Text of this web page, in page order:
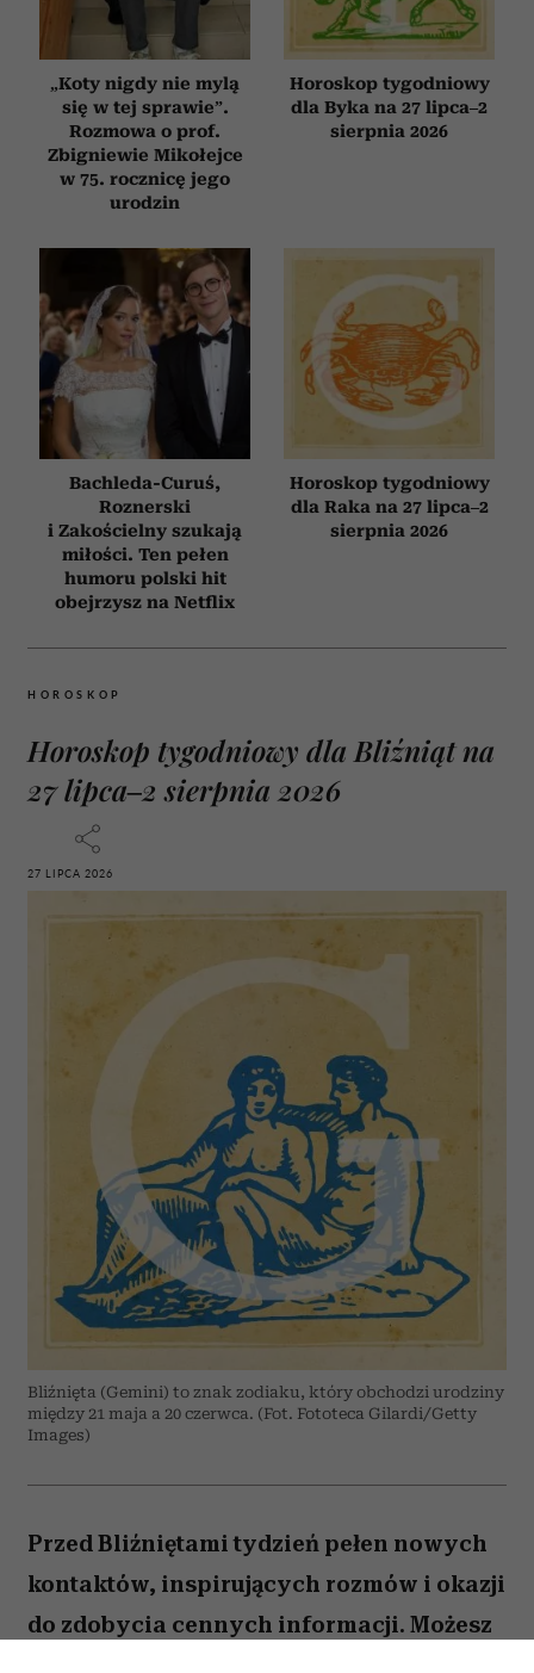
„Koty nigdy nie mylą
się w tej sprawie”.
Rozmowa o prof.
Zbigniewie Mikołejce
w 75. rocznicę jego
urodzin
Horoskop tygodniowy
dla Byka na 27 lipca–2
sierpnia 2026
Bachleda-Curuś,
Roznerski
i Zakościelny szukają
miłości. Ten pełen
humoru polski hit
obejrzysz na Netflix
Horoskop tygodniowy
dla Raka na 27 lipca–2
sierpnia 2026
HOROSKOP
Horoskop tygodniowy dla Bliźniąt na
27 lipca–2 sierpnia 2026
27 LIPCA 2026
Bliźnięta (Gemini) to znak zodiaku, który obchodzi urodziny
między 21 maja a 20 czerwca. (Fot. Fototeca Gilardi/Getty
Images)
Przed Bliźniętami tydzień pełen nowych
kontaktów, inspirujących rozmów i okazji
do zdobycia cennych informacji. Możesz